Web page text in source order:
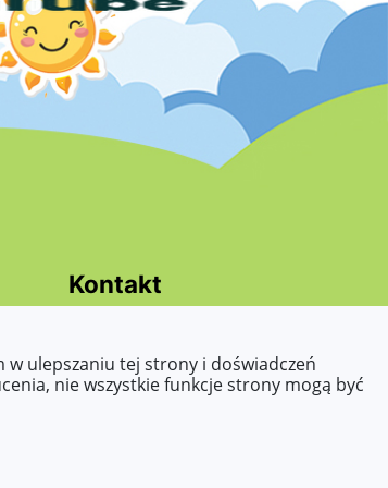
Kontakt
sekretariat@przedszkole32konin.pl
ulepszaniu tej strony i doświadczeń
nie wszystkie funkcje strony mogą być